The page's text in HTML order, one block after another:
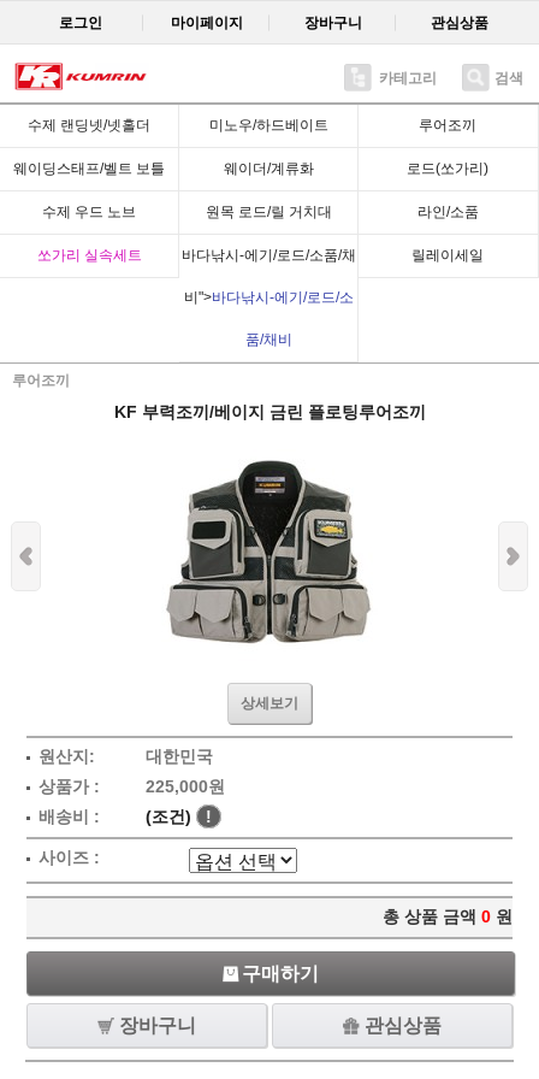
로그인 마이페이지 장바구니 관심상품
카테고리 검색
수제 랜딩넷/넷홀더 미노우/하드베이트 루어조끼
웨이딩스태프/벨트 보틀 웨이더/계류화 로드(쏘가리)
수제 우드 노브 원목 로드/릴 거치대 라인/소품
쏘가리 실속세트 바다낚시-에기/로드/소품/채
비">바다낚시-에기/로드/소
품/채비
릴레이세일
루어조끼
Recent
KF 부력조끼/베이지 금린 플로팅루어조끼
상세보기
원산지:
대한민국
상품가 :
225,000원
배송비 :
(조건) !
사이즈 :
총 상품 금액 0 원
구매하기
장바구니 관심상품